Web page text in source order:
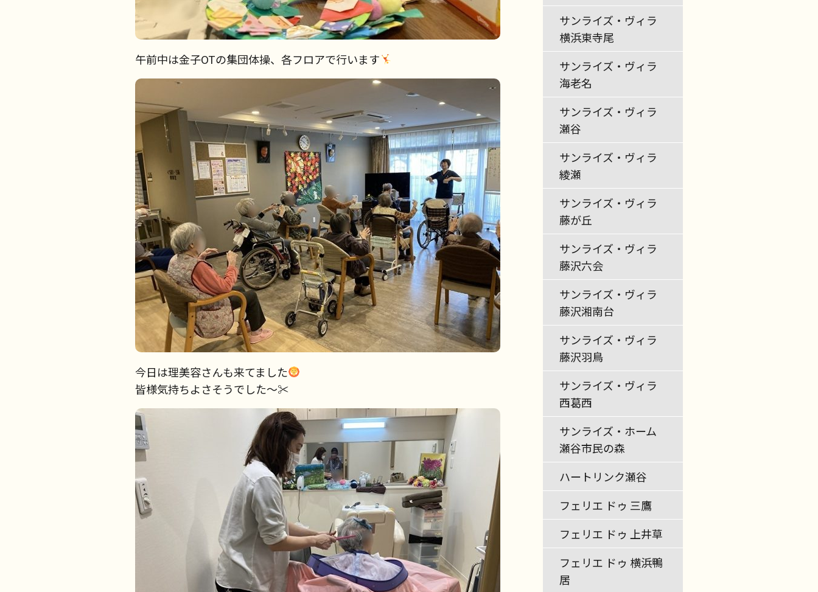
午前中は金子OTの集団体操、各フロアで行います
今日は理美容さんも来てました
皆様気持ちよさそうでした〜✂︎
サンライズ・ヴィラ
横浜東寺尾
サンライズ・ヴィラ
海老名
サンライズ・ヴィラ
瀬谷
サンライズ・ヴィラ
綾瀬
サンライズ・ヴィラ
藤が丘
サンライズ・ヴィラ
藤沢六会
サンライズ・ヴィラ
藤沢湘南台
サンライズ・ヴィラ
藤沢羽鳥
サンライズ・ヴィラ
西葛西
サンライズ・ホーム
瀬谷市民の森
ハートリンク瀬谷
フェリエ ドゥ 三鷹
フェリエ ドゥ 上井草
フェリエ ドゥ 横浜鴨
居